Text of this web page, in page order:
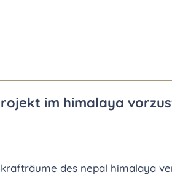
im himalaya
des nepal himalaya